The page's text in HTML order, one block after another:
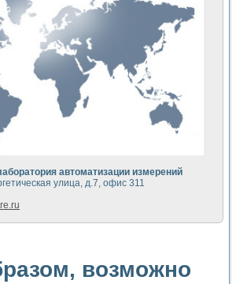
система для определения показателей
LabVIEW для управления источником
для снятия вольт-амперных характеристик
научные технологии: нано-, фемто-,
установка по измерению временных
лабораторный комплекс на базе
моделирования и оптимизации тепловой
прибор для исследования функциональных
возможности создания экономичного
кинетики движения макрочастиц в
свойств дисперсных продуктов
система управления сверхпроводящим
технологий NI в курсе экспериментальной
переноса аэрозоля и выпадения осадка в
NI VISION для геометрического анализа в
автоматизации измерений
улица, д.7, офис 311
возможно